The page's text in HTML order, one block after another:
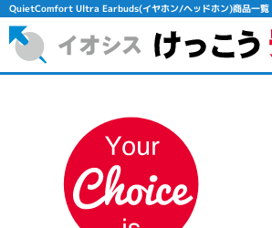
QuietComfort Ultra Earbuds(イヤホン/ヘッドホン)商品一覧│